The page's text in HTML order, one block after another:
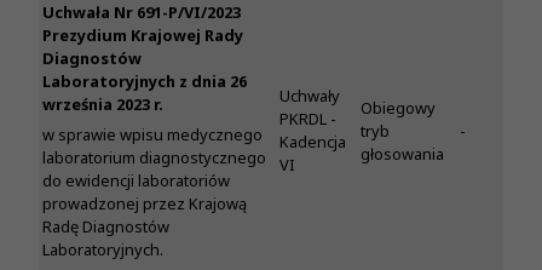
Uchwała Nr 691-P/VI/2023
Prezydium Krajowej Rady
Diagnostów
Laboratoryjnych z dnia 26
września 2023 r.
w sprawie wpisu medycznego
laboratorium diagnostycznego
do ewidencji laboratoriów
prowadzonej przez Krajową
Radę Diagnostów
Laboratoryjnych.
Uchwały
PKRDL -
Kadencja
VI
Obiegowy
tryb
głosowania
-